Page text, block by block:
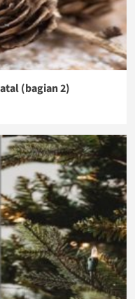
(bagian 2)